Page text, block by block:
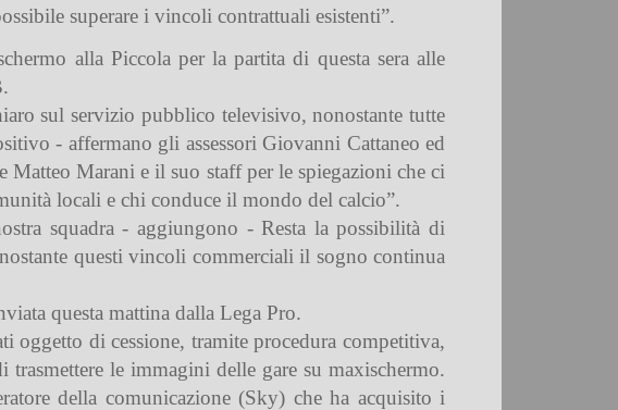
superare i vincoli contrattuali esistenti”.
alla Piccola per la partita di questa sera alle
sul servizio pubblico televisivo, nonostante tutte
- affermano gli assessori Giovanni Cattaneo ed
Marani e il suo staff per le spiegazioni che ci
locali e chi conduce il mondo del calcio”.
squadra - aggiungono - Resta la possibilità di
questi vincoli commerciali il sogno continua
questa mattina dalla Lega Pro.
di cessione, tramite procedura competitiva,
le immagini delle gare su maxischermo.
della comunicazione (Sky) che ha acquisito i